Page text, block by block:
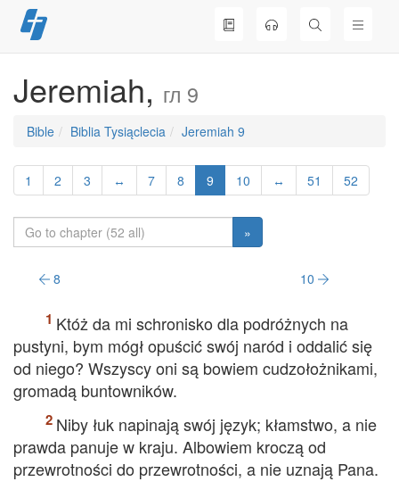
Skip
to
Jeremiah, гл 9
Bible Biblia Tysiąclecia Jeremiah 9
1 2 3 ↔ 7 8 9 10 ↔ 51 52
»
8 10
Któż da mi schronisko dla podróżnych na
pustyni, bym mógł opuścić swój naród i oddalić się
od niego? Wszyscy oni są bowiem cudzołożnikami,
gromadą buntowników.
Niby łuk napinają swój język; kłamstwo, a nie
prawda panuje w kraju. Albowiem kroczą od
przewrotności do przewrotności, a nie uznają Pana.